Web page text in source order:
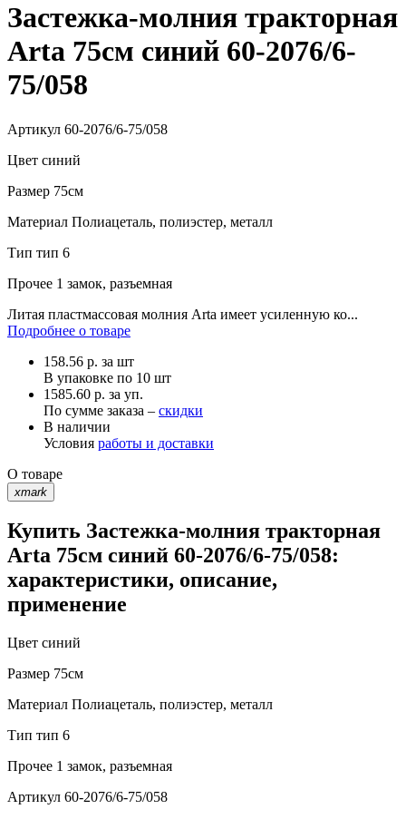
Застежка-молния тракторная
Arta 75см синий 60-2076/6-
75/058
Артикул 60-2076/6-75/058
Цвет синий
Размер 75см
Материал Полиацеталь, полиэстер, металл
Тип тип 6
Прочее 1 замок, разъемная
Литая пластмассовая молния Arta имеет усиленную ко...
Подробнее о товаре
158.56 р. за шт
В упаковке по 10 шт
1585.60 р. за уп.
По сумме заказа – скидки
В наличии
Условия работы и доставки
О товаре
xmark
Купить Застежка-молния тракторная
Arta 75см синий 60-2076/6-75/058:
характеристики, описание,
применение
Цвет синий
Размер 75см
Материал Полиацеталь, полиэстер, металл
Тип тип 6
Прочее 1 замок, разъемная
Артикул 60-2076/6-75/058